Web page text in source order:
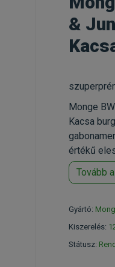
&
Monge
Kacsa
értékű
Tovább
Gyártó:
Kiszerelés:
Státusz: